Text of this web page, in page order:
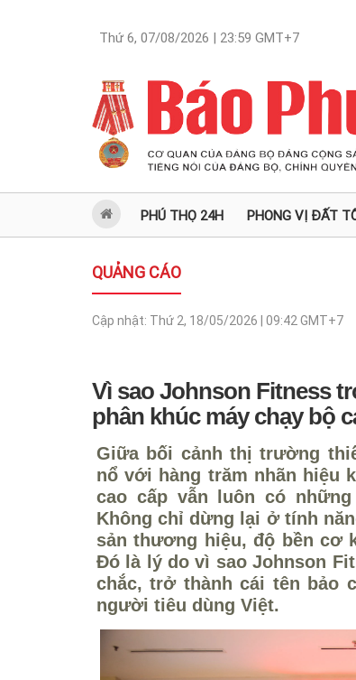
Thứ 6, 07/08/2026 | 23:59 GMT+7
PHÚ THỌ 24H PHONG VỊ ĐẤT
QUẢNG CÁO
Cập nhật: Thứ 2, 18/05/2026 | 09:42 GMT+7
Vì sao Johnson Fitness
phân khúc máy chạy bộ
Giữa bối cảnh thị trường
nổ với hàng trăm nhãn hiệu
cao cấp vẫn luôn có
Không chỉ dừng lại ở tính
sản thương hiệu, độ bền cơ
Đó là lý do vì sao Johnson
chắc, trở thành cái tên bảo
người tiêu dùng Việt.